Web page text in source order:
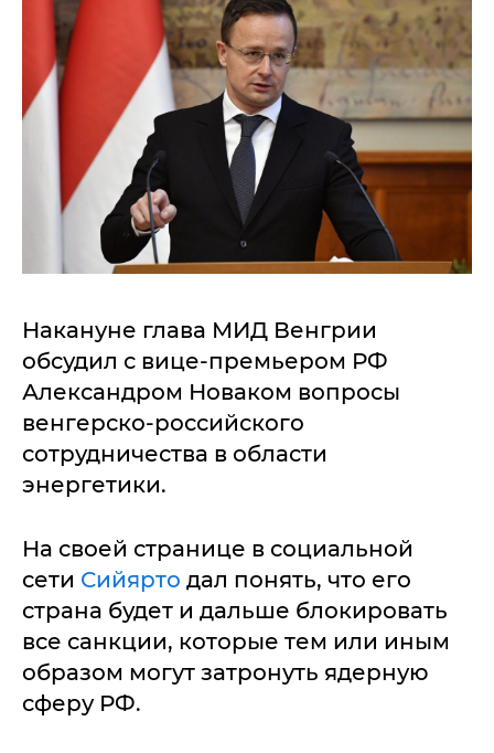
Накануне глава МИД Венгрии
обсудил с вице-премьером РФ
Александром Новаком вопросы
венгерско-российского
сотрудничества в области
энергетики.
На своей странице в социальной
сети Сийярто дал понять, что его
страна будет и дальше блокировать
все санкции, которые тем или иным
образом могут затронуть ядерную
сферу РФ.